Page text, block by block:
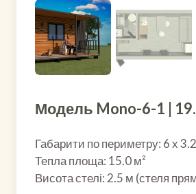
Модель Mono-6-1 |
Габарити по периметру: 6 х
Тепла площа: 15.0 м²
Висота стелі: 2.5 м (стеля